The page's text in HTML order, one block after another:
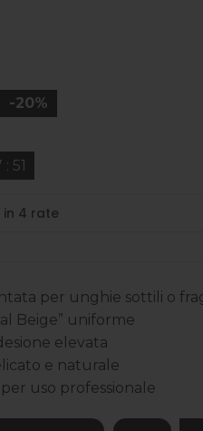
-20%
: 50
per unghie sottili o
Beige” uniforme
elevata
e naturale
uso professionale